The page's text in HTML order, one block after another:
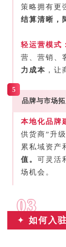
策略拥有更
结算清晰，
轻运营模式：
营、营销、
力成本 ，让
5
品牌与市场
本地化品牌
供货商”升
累私域资产
值。 可 灵活
场机会。
03
✦ 如何入